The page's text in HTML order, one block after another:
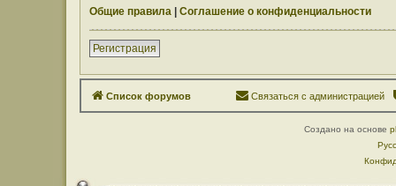
Общие правила | Соглашение о конфиденциальности
Регистрация
Список форумов Связаться с администрацией
Создано на основе